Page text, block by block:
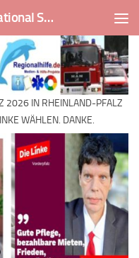
Regionalhilfe. de ISMOT International Social And Medical Outreach Team
2026 IN RHEINLAND-PFALZ
WÄHLEN. DANKE.